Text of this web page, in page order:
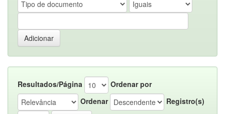
Resultados/Página
Ordenar por
Ordenar
Registro(s)